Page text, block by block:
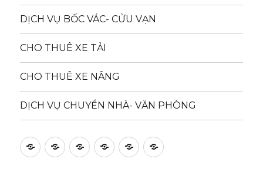
DỊCH VỤ BỐC VÁC- CỬU VẠN
CHO THUÊ XE TẢI
CHO THUÊ XE NÂNG
DỊCH VỤ CHUYỂN NHÀ- VĂN PHÒNG
TrangGiới DỊCHCHO CHO DỊCH